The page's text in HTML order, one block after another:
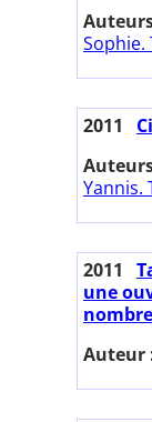
Sophie.
2011
Yannis.
2011
une
Auteur